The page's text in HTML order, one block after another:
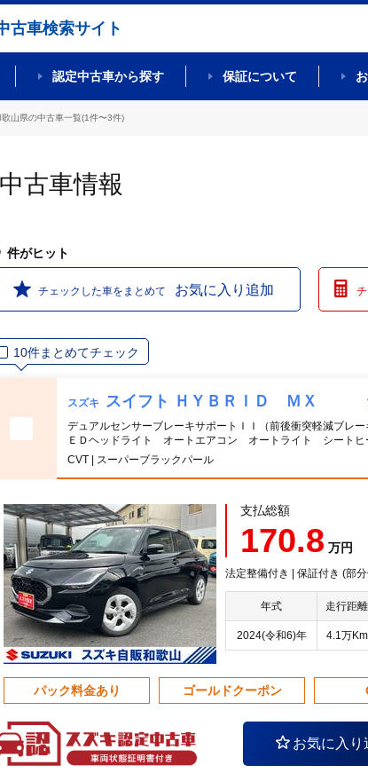
古車検索サイト
認定中古車から探す 保証について
歌山県の中古車一覧(1件〜3件)
古車情報
件がヒット
チェックした車をまとめて お気に入り追加
10件まとめてチェック
スズキ スイフト ＨＹＢＲＩＤ ＭＸ
デュアルセンサーブレーキサポートＩＩ（前後衝突軽減ブ
ＥＤヘッドライト オートエアコン オートライト シート
CVT | スーパーブラックパール
支払総額
170.8 万円
法定整備付き | 保証付き (部
年式 走行距離
2024(令和6)年 4.1万Km
パック料金あり ゴールドクーポン
お気に入り